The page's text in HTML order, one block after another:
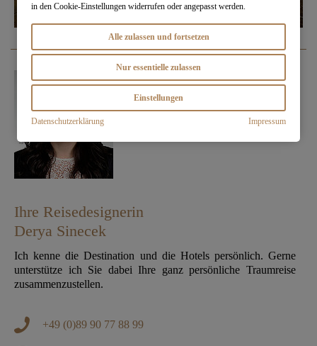
Ihre Reisedesignerin
Derya Sinecek
Ich kenne die Destination und die Hotels persönlich. Gerne
unterstütze ich Sie dabei Ihre ganz persönliche Traumreise
zusammenzustellen.
+49 (0)89 90 77 88 99
in den Cookie-Einstellungen widerrufen oder angepasst werden.
Alle zulassen und fortsetzen
Nur essentielle zulassen
Einstellungen
Datenschutzerklärung Impressum